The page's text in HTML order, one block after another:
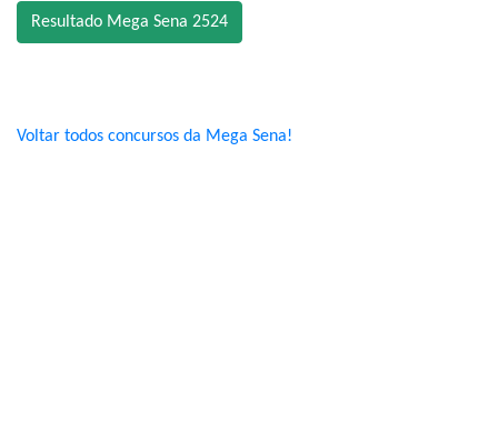
Resultado Mega Sena 2524
Voltar todos concursos da Mega Sena!